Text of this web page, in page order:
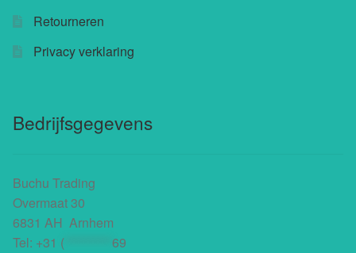
Buchu shops
Buchu.de
Retourneren
Privacy verklaring
Bedrijfsgegevens
Buchu Trading
Overmaat 30
6831 AH Arnhem
Tel: +31 (
69